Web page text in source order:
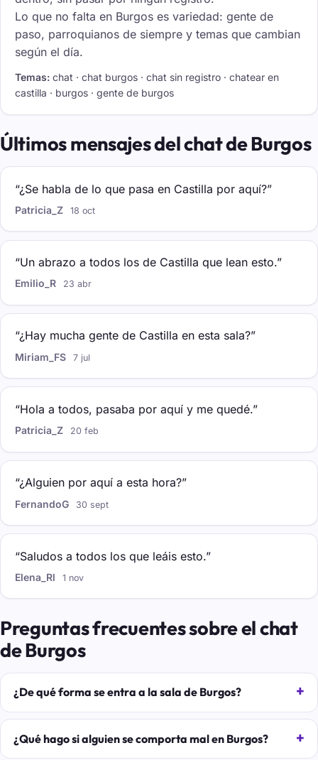
Lo que no falta en Burgos es variedad: gente de
paso, parroquianos de siempre y temas que cambian
según el día.
Temas: chat · chat burgos · chat sin registro · chatear en
castilla · burgos · gente de burgos
Últimos mensajes del chat de Burgos
“¿Se habla de lo que pasa en Castilla por aquí?”
Patricia_Z 18 oct
“Un abrazo a todos los de Castilla que lean esto.”
Emilio_R 23 abr
“¿Hay mucha gente de Castilla en esta sala?”
Miriam_FS 7 jul
“Hola a todos, pasaba por aquí y me quedé.”
Patricia_Z 20 feb
“¿Alguien por aquí a esta hora?”
FernandoG 30 sept
“Saludos a todos los que leáis esto.”
Elena_Rl 1 nov
Preguntas frecuentes sobre el chat
de Burgos
¿De qué forma se entra a la sala de Burgos?
¿Qué hago si alguien se comporta mal en Burgos?